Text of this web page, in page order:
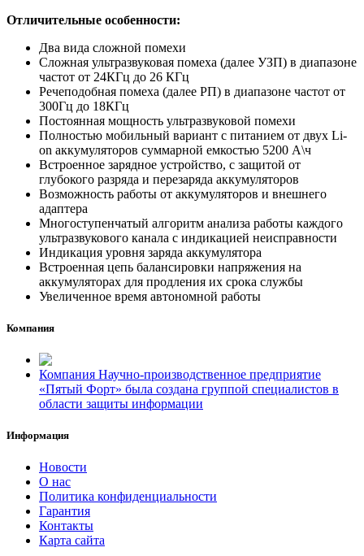
Отличительные особенности:
Два вида сложной помехи
Сложная ультразвуковая помеха (далее УЗП) в диапазоне
частот от 24КГц до 26 КГц
Речеподобная помеха (далее РП) в диапазоне частот от
300Гц до 18КГц
Постоянная мощность ультразвуковой помехи
Полностью мобильный вариант с питанием от двух Li-
on аккумуляторов суммарной емкостью 5200 А\ч
Встроенное зарядное устройство, с защитой от
глубокого разряда и перезаряда аккумуляторов
Возможность работы от аккумуляторов и внешнего
адаптера
Многоступенчатый алгоритм анализа работы каждого
ультразвукового канала с индикацией неисправности
Индикация уровня заряда аккумулятора
Встроенная цепь балансировки напряжения на
аккумуляторах для продления их срока службы
Увеличенное время автономной работы
Компания
Компания Научно-производственное предприятие
«Пятый Форт» была создана группой специалистов в
области защиты информации
Информация
Новости
О нас
Политика конфиденциальности
Гарантия
Контакты
Карта сайта